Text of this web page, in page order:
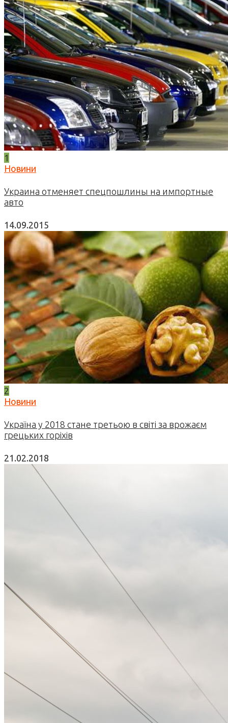
1
Новини
Украина отменяет спецпошлины на импортные
авто
14.09.2015
2
Новини
Україна у 2018 стане третьою в світі за врожаєм
грецьких горіхів
21.02.2018